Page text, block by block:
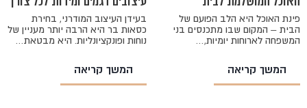
פינת האוכל היא הלב הפועם של
הבית – המקום שבו מתכנסים בני
המשפחה לארוחות יומיות,…
המשך קריאה
בעידן העיצוב המודרני, בחירת
כסאות בר היא הרבה יותר מעניין של
נוחות ופונקציונליות. היא מבטאת…
המשך קריאה